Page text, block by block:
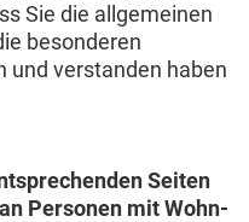
Sie die allgemeinen
besonderen
und verstanden haben
Seiten
Personen mit Wohn-